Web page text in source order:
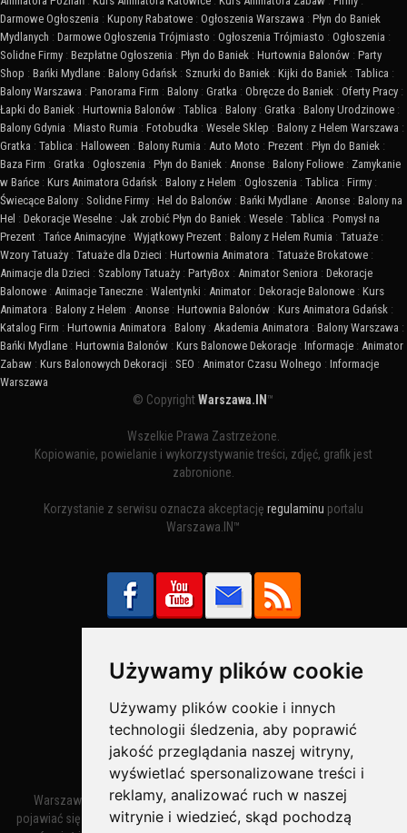
Używamy plików cookie
Używamy plików cookie i innych
technologii śledzenia, aby poprawić
jakość przeglądania naszej witryny,
wyświetlać spersonalizowane treści i
reklamy, analizować ruch w naszej
witrynie i wiedzieć, skąd pochodzą
Darmowe Ogłoszenia : Kupony Rabatowe : Ogłoszenia Warszawa : Płyn do Baniek
Mydlanych : Darmowe Ogłoszenia Trójmiasto : Ogłoszenia Trójmiasto : Ogłoszenia :
Solidne Firmy : Bezpłatne Ogłoszenia : Płyn do Baniek : Hurtownia Balonów : Party
Shop : Bańki Mydlane : Balony Gdańsk : Sznurki do Baniek : Kijki do Baniek : Tablica :
Balony Warszawa : Panorama Firm : Balony : Gratka : Obręcze do Baniek : Oferty Pracy :
Łapki do Baniek : Hurtownia Balonów : Tablica : Balony : Gratka : Balony Urodzinowe :
Balony Gdynia : Miasto Rumia : Fotobudka : Wesele Sklep : Balony z Helem Warszawa :
Gratka : Tablica : Halloween : Balony Rumia : Auto Moto : Prezent : Płyn do Baniek :
Baza Firm : Gratka : Ogłoszenia : Płyn do Baniek : Anonse : Balony Foliowe : Zamykanie
w Bańce : Kurs Animatora Gdańsk : Balony z Helem : Ogłoszenia : Tablica : Firmy :
Świecące Balony : Solidne Firmy : Hel do Balonów : Bańki Mydlane : Anonse : Balony na
Hel : Dekoracje Weselne : Jak zrobić Płyn do Baniek : Wesele : Tablica : Pomysł na
Prezent : Tańce Animacyjne : Wyjątkowy Prezent : Balony z Helem Rumia : Tatuaże :
Wzory Tatuaży : Tatuaże dla Dzieci : Hurtownia Animatora : Tatuaże Brokatowe :
Animacje dla Dzieci : Szablony Tatuaży : PartyBox : Animator Seniora : Dekoracje
Balonowe : Animacje Taneczne : Walentynki : Animator : Dekoracje Balonowe : Kurs
Animatora : Balony z Helem : Anonse : Hurtownia Balonów : Kurs Animatora Gdańsk :
Katalog Firm : Hurtownia Animatora : Balony : Akademia Animatora : Balony Warszawa :
Bańki Mydlane : Hurtownia Balonów : Kurs Balonowe Dekoracje : Informacje : Animator
Zabaw : Kurs Balonowych Dekoracji : SEO : Animator Czasu Wolnego : Informacje
Warszawa
© CopyrightWarszawa.IN ™
Wszelkie Prawa Zastrzeżone.
Kopiowanie, powielanie i wykorzystywanie treści, zdjęć, grafik jest
zabronione.
Korzystanie z serwisu oznacza akceptację regulaminu portalu
Warszawa.IN™
Bezpieczne Płatności obsługuje:
Warszawa – miasto stołeczne Warszawa. Nazwa miasta zaczęła
pojawiać się w dokumentach w XIV wieku jako Warszewa, a od XV wieku